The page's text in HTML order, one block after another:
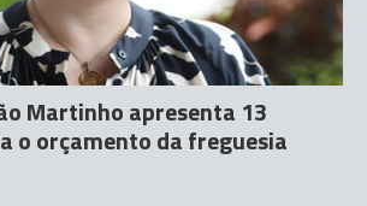
Martinho apresenta 13
o orçamento da freguesia